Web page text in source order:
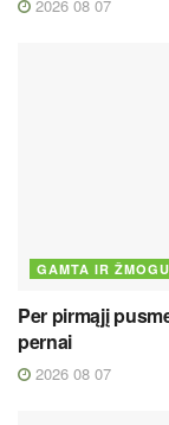
2026 08 07
GAMTA IR
Per pirmąjį
pernai
2026 08 07